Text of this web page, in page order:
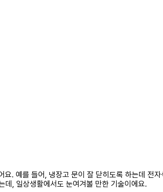
. 예를 들어, 냉장고 문이 잘 닫히도록 하는데 전
데, 일상생활에서도 눈여겨볼 만한 기술이에요.